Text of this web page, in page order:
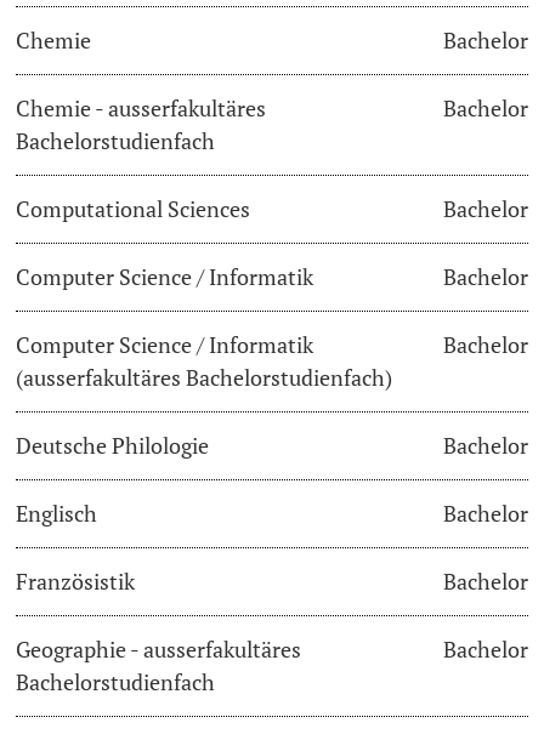
Further information
Lecturers
Course Directory
Course Registration
Dates
Documents & Verification
Welcome to the University of Basel
Mobility
Course Auditors
Student Life
Campus Stories
Advice & Support
Chemie Bachelor
Chemie - ausserfakultäres
Bachelorstudienfach
Bachelor
Computational Sciences Bachelor
Computer Science / Informatik Bachelor
Computer Science / Informatik
(ausserfakultäres Bachelorstudienfach)
Bachelor
Deutsche Philologie Bachelor
Englisch Bachelor
Französistik Bachelor
Geographie - ausserfakultäres
Bachelorstudienfach
Bachelor